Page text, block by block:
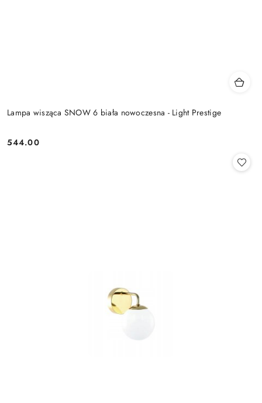
Lampa wisząca SNOW 6 biała nowoczesna - Light Prestige
Cena:
544.00